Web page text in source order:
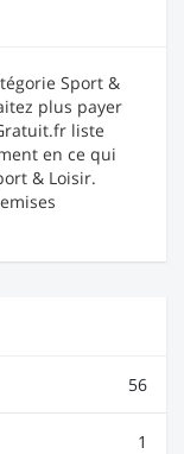
Sport &
plus payer
liste
en ce qui
& Loisir.
56
1